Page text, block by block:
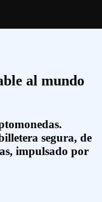
al mundo
segura, de
impulsado por